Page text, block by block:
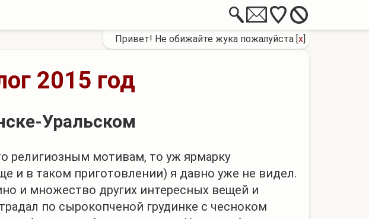
Привет! Не обижайте жука пожалуйста [x]
2015 год
Уральском
религиозным мотивам, то уж ярмарку
и в таком приготовлении) я давно уже не видел.
и множество других интересных вещей и
по сырокопченой грудинке с чесноком